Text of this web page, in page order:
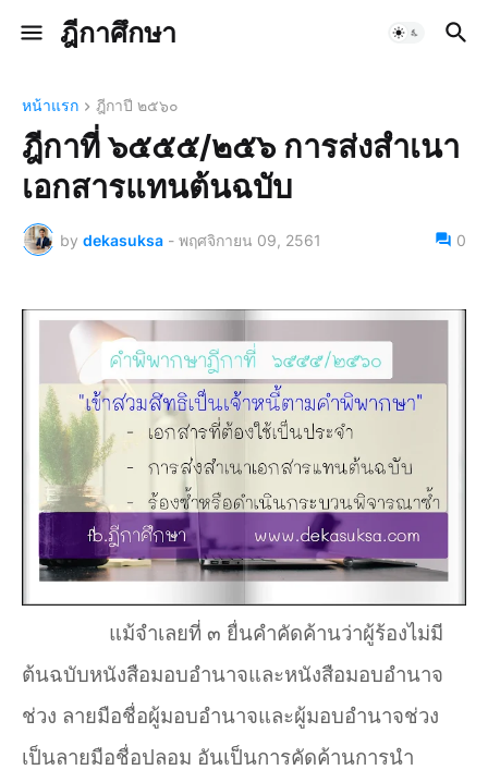
ฎีกาศึกษา
หน้าแรก ฎีกาปี ๒๕๖๐
ฎีกาที่ ๖๕๕๕/๒๕๖ การส่งสำเนา
เอกสารแทนต้นฉบับ
by dekasuksa - พฤศจิกายน 09, 2561 0
แม้จำเลยที่ ๓ ยื่นคำคัดค้านว่าผู้ร้องไม่มี
ต้นฉบับหนังสือมอบอำนาจและหนังสือมอบอำนาจ
ช่วง ลายมือชื่อผู้มอบอำนาจและผู้มอบอำนาจช่วง
เป็นลายมือชื่อปลอม อันเป็นการคัดค้านการนำ